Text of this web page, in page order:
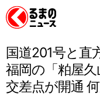
国道201号と直
福岡の「粕屋
交差点が開通